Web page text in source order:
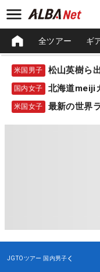
全ツアー ギ
米国男子 松山英樹ら
国内女子 北海道meiji
米国女子 最新の世界
JGTOツアー 国内男子